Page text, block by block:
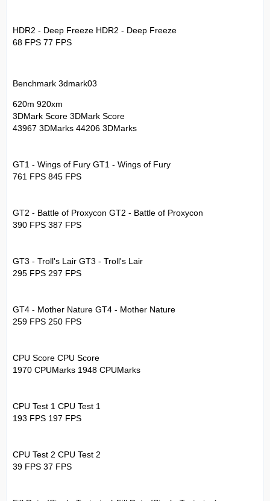
HDR2 - Deep Freeze HDR2 - Deep Freeze
68 FPS 77 FPS
Benchmark 3dmark03
620m 920xm
3DMark Score 3DMark Score
43967 3DMarks 44206 3DMarks
GT1 - Wings of Fury GT1 - Wings of Fury
761 FPS 845 FPS
GT2 - Battle of Proxycon GT2 - Battle of Proxycon
390 FPS 387 FPS
GT3 - Troll's Lair GT3 - Troll's Lair
295 FPS 297 FPS
GT4 - Mother Nature GT4 - Mother Nature
259 FPS 250 FPS
CPU Score CPU Score
1970 CPUMarks 1948 CPUMarks
CPU Test 1 CPU Test 1
193 FPS 197 FPS
CPU Test 2 CPU Test 2
39 FPS 37 FPS